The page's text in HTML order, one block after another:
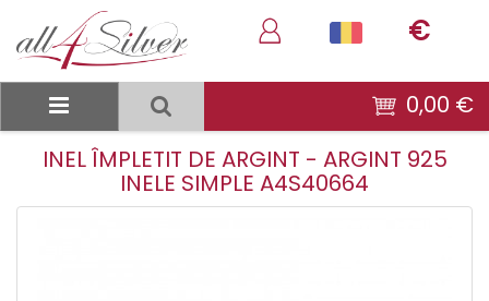
€
0,00 €
INEL ÎMPLETIT DE ARGINT - ARGINT 925
INELE SIMPLE A4S40664